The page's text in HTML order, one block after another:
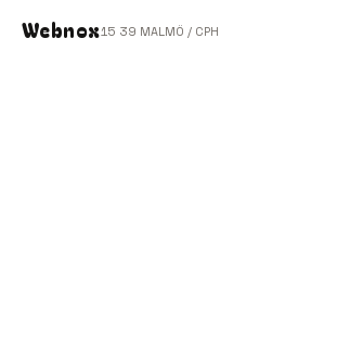
Webnox15 39 MALMÖ / CPH